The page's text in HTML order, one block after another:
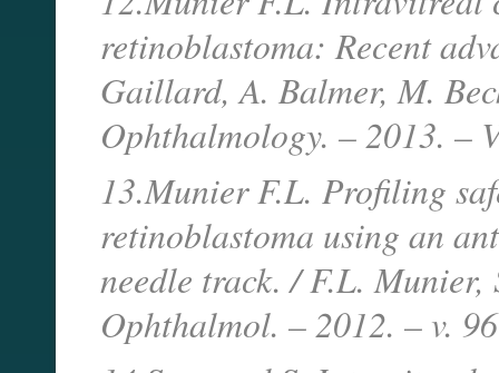
retinoblastoma: Recent
Gaillard, A. Balmer, M.
Ophthalmology. – 2013. –
13.Munier F.L. Profiling
retinoblastoma using an
needle track. / F.L.
Ophthalmol. – 2012. – v.